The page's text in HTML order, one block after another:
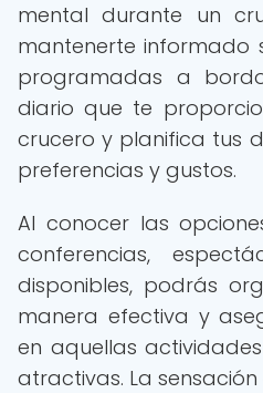
mental durante un
mantenerte informado
programadas a
diario que te
crucero y planifica tus
preferencias y gustos.
Al conocer las
conferencias,
disponibles, podrás
manera efectiva y
en aquellas
atractivas. La